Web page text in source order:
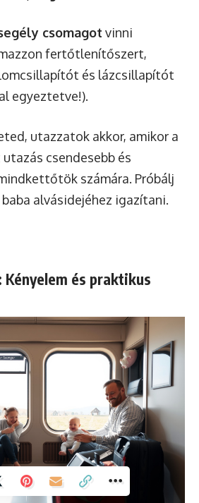
csomagot vinni
fertőtlenítőszert,
és lázcsillapítót
egyeztetve!).
utazzatok akkor, amikor a
csendesebb és
számára. Próbálj
alvásidejéhez igazítani.
és praktikus